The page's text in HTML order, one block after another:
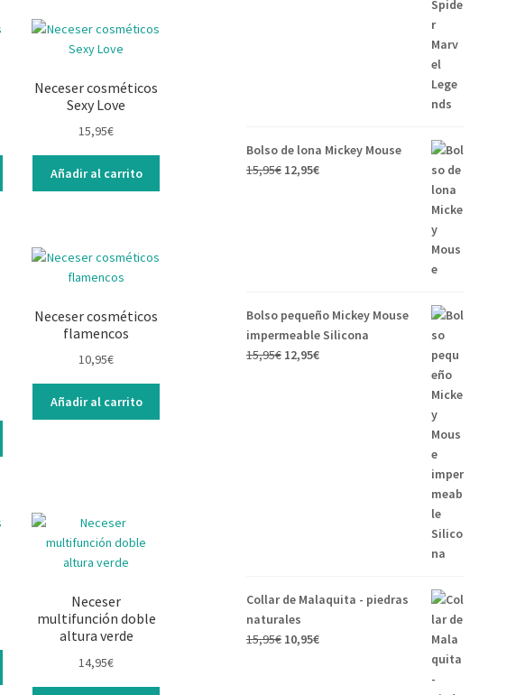
Neceser cosméticos
Sexy Love
15,95€
Añadir al carrito
Neceser cosméticos
flamencos
10,95€
Añadir al carrito
Neceser
multifunción doble
altura verde
14,95€
Bolso de lona Mickey Mouse
15,95€ 12,95€
Bolso pequeño Mickey Mouse
impermeable Silicona
15,95€ 12,95€
Collar de Malaquita - piedras
naturales
15,95€ 10,95€